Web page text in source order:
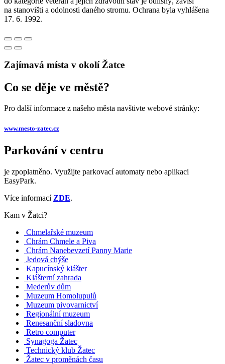
na stanovišti a odolnosti daného stromu. Ochrana byla vyhlášena
17. 6. 1992.
Zajímavá místa v okolí Žatce
Co se děje ve městě?
Pro další informace z našeho města navštivte webové stránky:
www.mesto-zatec.cz
Parkování v centru
je zpoplatněno. Využijte parkovací automaty nebo aplikaci
EasyPark.
Více informací ZDE.
Kam v Žatci?
Chmelařské muzeum
Chrám Chmele a Piva
Chrám Nanebevzetí Panny Marie
Jedová chýše
Kapucínský klášter
Klášterní zahrada
Mederův dům
Muzeum Homolupulů
Muzeum pivovarnictví
Regionální muzeum
Renesanční sladovna
Retro computer
Synagoga Žatec
Technický klub Žatec
Žatec v proměnách času